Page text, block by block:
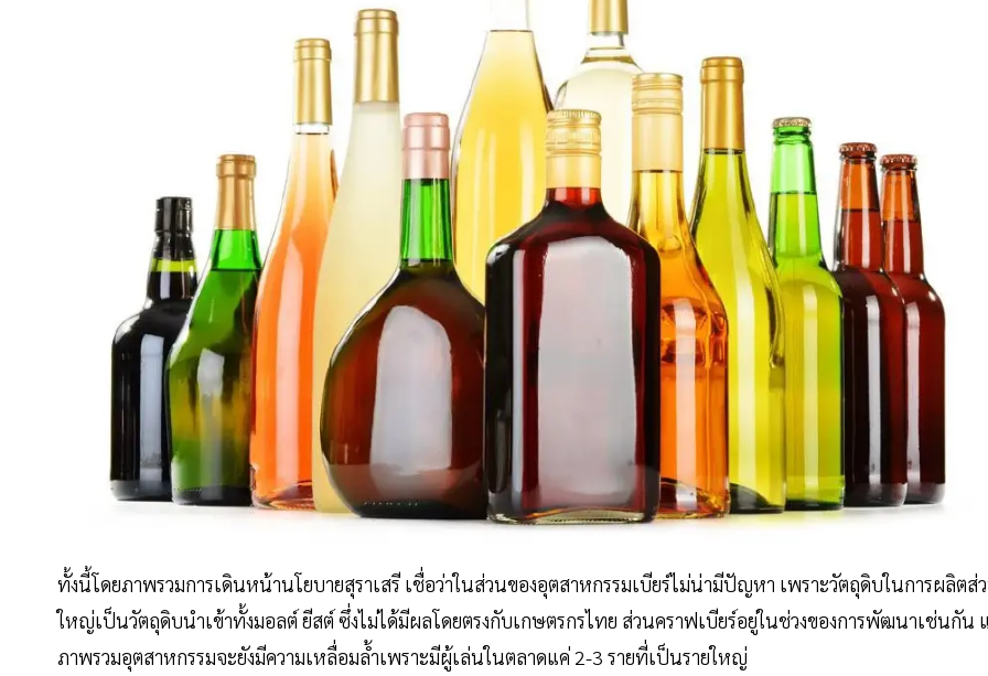
ทั้งนี้โดยภาพรวมการเดินหน้านโยบายสุราเสรี เชื่อว่าในส่วนของอุตสาหกรรมเบียร์ไม่น่ามีปัญหา เพราะวัตถุดิบในการผลิตส่
ใหญ่เป็นวัตถุดิบนำเข้าทั้งมอลต์ ยีสต์ ซึ่งไม่ได้มีผลโดยตรงกับเกษตรกรไทย ส่วนคราฟเบียร์อยู่ในช่วงของการพัฒนาเช่นกัน
ภาพรวมอุตสาหกรรมจะยังมีความเหลื่อมล้ำเพราะมีผู้เล่นในตลาดแค่ 2-3 รายที่เป็นรายใหญ่